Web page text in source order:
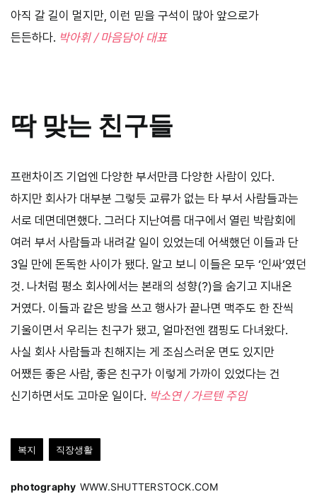
아직 갈 길이 멀지만, 이런 믿을 구석이 많아 앞으로가
든든하다. 박아휘 / 마음담아 대표
딱 맞는 친구들
프랜차이즈 기업엔 다양한 부서만큼 다양한 사람이 있다.
하지만 회사가 대부분 그렇듯 교류가 없는 타 부서 사람들과는
서로 데면데면했다. 그러다 지난여름 대구에서 열린 박람회에
여러 부서 사람들과 내려갈 일이 있었는데 어색했던 이들과 단
3일 만에 돈독한 사이가 됐다. 알고 보니 이들은 모두 ‘인싸’였던
것. 나처럼 평소 회사에서는 본래의 성향(?)을 숨기고 지내온
거였다. 이들과 같은 방을 쓰고 행사가 끝나면 맥주도 한 잔씩
기울이면서 우리는 친구가 됐고, 얼마전엔 캠핑도 다녀왔다.
사실 회사 사람들과 친해지는 게 조심스러운 면도 있지만
어쨌든 좋은 사람, 좋은 친구가 이렇게 가까이 있었다는 건
신기하면서도 고마운 일이다. 박소연 / 가르텐 주임
복지 직장생활
photography WWW.SHUTTERSTOCK.COM